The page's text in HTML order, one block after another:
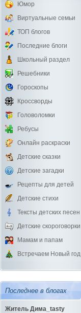
Юмор
Виртуальные семьи
ТОП блогов
Последние блоги
Школьный раздел
Решебники
Гороскопы
Кроссворды
Головоломки
Ребусы
Онлайн раскраски
Детские сказки
Детские загадки
Рецепты для детей
Детские стихи
Тексты детских песен
Детские скороговорки
Мамам и папам
Встречаем Новый год
Последнее в блогах
Житель Дима_tasty